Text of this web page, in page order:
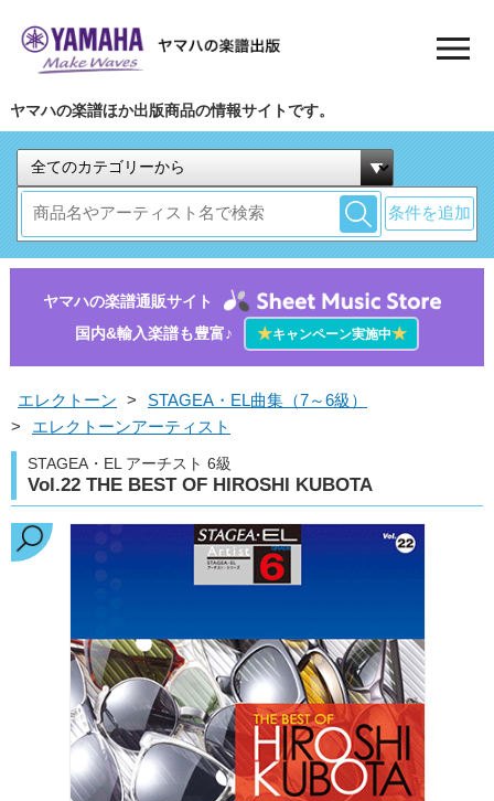
ヤマハの楽譜ほか出版商品の情報サイトです。
条件を追加
ヤマハの楽譜通販サイト
国内&輸入楽譜も豊富♪
★キャンペーン実施中★
エレクトーン >
STAGEA・EL曲集（7～6級）
>
エレクトーンアーティスト
STAGEA・EL アーチスト 6級
Vol.22 THE BEST OF HIROSHI KUBOTA